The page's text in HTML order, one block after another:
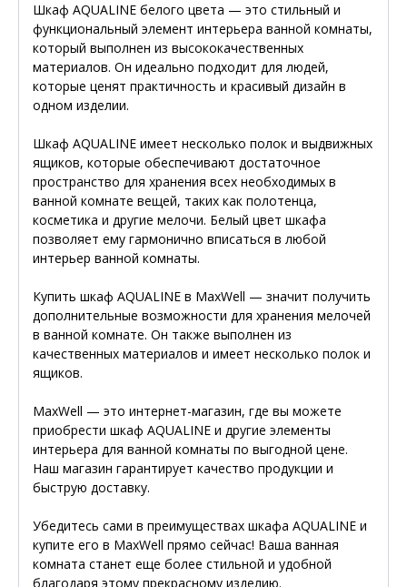
Шкаф AQUALINE белого цвета — это стильный и
функциональный элемент интерьера ванной комнаты,
который выполнен из высококачественных
материалов. Он идеально подходит для людей,
которые ценят практичность и красивый дизайн в
одном изделии.
Шкаф AQUALINE имеет несколько полок и выдвижных
ящиков, которые обеспечивают достаточное
пространство для хранения всех необходимых в
ванной комнате вещей, таких как полотенца,
косметика и другие мелочи. Белый цвет шкафа
позволяет ему гармонично вписаться в любой
интерьер ванной комнаты.
Купить шкаф AQUALINE в MaxWell — значит получить
дополнительные возможности для хранения мелочей
в ванной комнате. Он также выполнен из
качественных материалов и имеет несколько полок и
ящиков.
MaxWell — это интернет-магазин, где вы можете
приобрести шкаф AQUALINE и другие элементы
интерьера для ванной комнаты по выгодной цене.
Наш магазин гарантирует качество продукции и
быструю доставку.
Убедитесь сами в преимуществах шкафа AQUALINE и
купите его в MaxWell прямо сейчас! Ваша ванная
комната станет еще более стильной и удобной
благодаря этому прекрасному изделию.